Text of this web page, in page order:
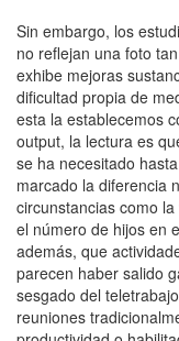
Sin embargo, los
no reflejan una foto
exhibe mejoras
dificultad propia de
esta la establecemos
output, la lectura es
se ha necesitado
marcado la diferencia
circunstancias como
el número de hijos en
además, que
parecen haber salido
sesgado del
reuniones